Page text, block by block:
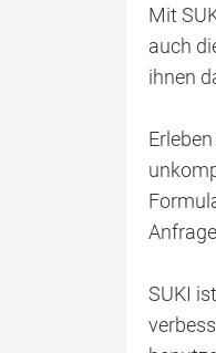
Mit
auch
ihnen
SUKI